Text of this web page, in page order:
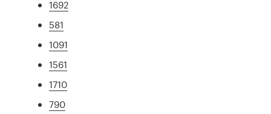
1692
581
1091
1561
1710
790